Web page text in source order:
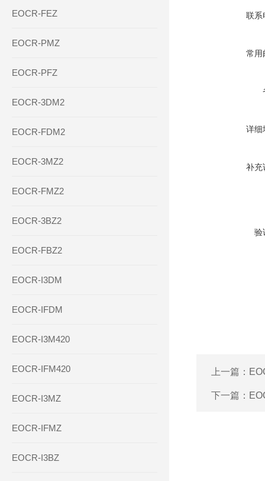
EOCR-FEZ
EOCR-PMZ
EOCR-PFZ
EOCR-3DM2
EOCR-FDM2
EOCR-3MZ2
EOCR-FMZ2
EOCR-3BZ2
EOCR-FBZ2
EOCR-I3DM
EOCR-IFDM
EOCR-I3M420
EOCR-IFM420
EOCR-I3MZ
EOCR-IFMZ
EOCR-I3BZ
联系
常用
详细
补充
验
上一篇：
下一篇：